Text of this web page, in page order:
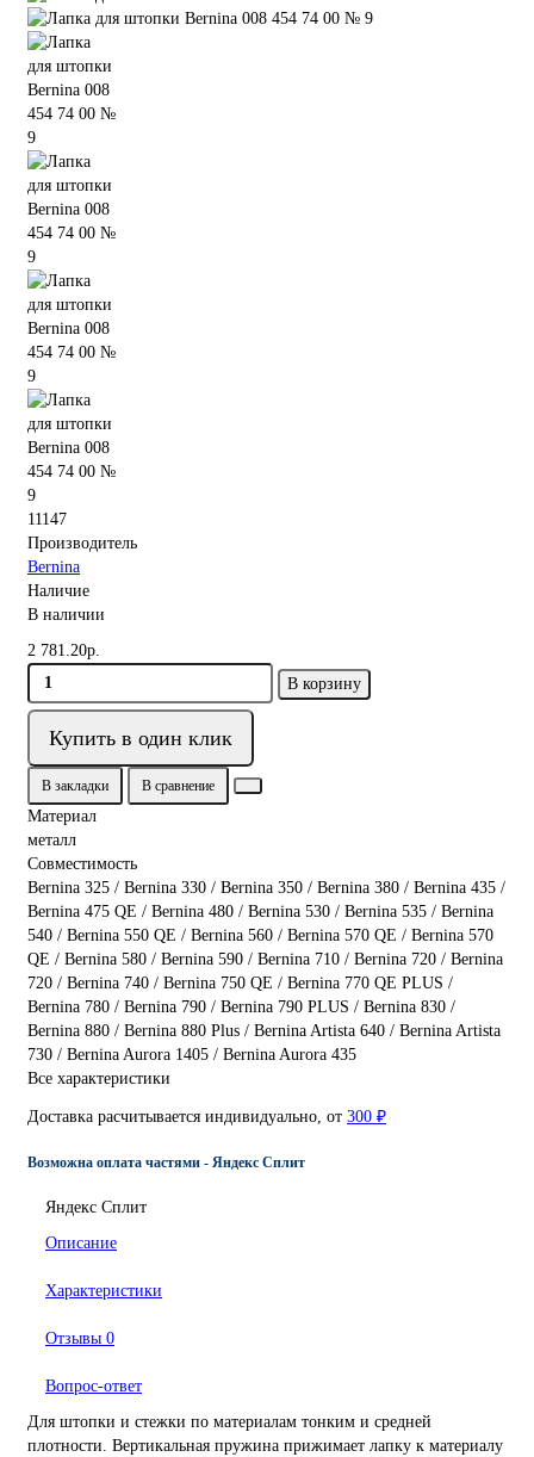
11147
Производитель
Bernina
Наличие
В наличии
2 781.20р.
В корзину
Купить в один клик
В закладки В сравнение
Материал
металл
Совместимость
Bernina 325 / Bernina 330 / Bernina 350 / Bernina 380 / Bernina 435 /
Bernina 475 QE / Bernina 480 / Bernina 530 / Bernina 535 / Bernina
540 / Bernina 550 QE / Bernina 560 / Bernina 570 QE / Bernina 570
QE / Bernina 580 / Bernina 590 / Bernina 710 / Bernina 720 / Bernina
720 / Bernina 740 / Bernina 750 QE / Bernina 770 QE PLUS /
Bernina 780 / Bernina 790 / Bernina 790 PLUS / Bernina 830 /
Bernina 880 / Bernina 880 Plus / Bernina Artista 640 / Bernina Artista
730 / Bernina Aurora 1405 / Bernina Aurora 435
Все характеристики
Доставка расчитывается индивидуально, от 300 ₽
Возможна оплата частями - Яндекс Сплит
Яндекс Сплит
Описание
Характеристики
Отзывы 0
Вопрос-ответ
Для штопки и стежки по материалам тонким и средней
плотности. Вертикальная пружина прижимает лапку к материалу